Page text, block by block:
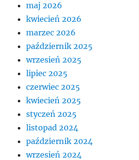
maj 2026
kwiecień 2026
marzec 2026
październik 2025
wrzesień 2025
lipiec 2025
czerwiec 2025
kwiecień 2025
styczeń 2025
listopad 2024
październik 2024
wrzesień 2024